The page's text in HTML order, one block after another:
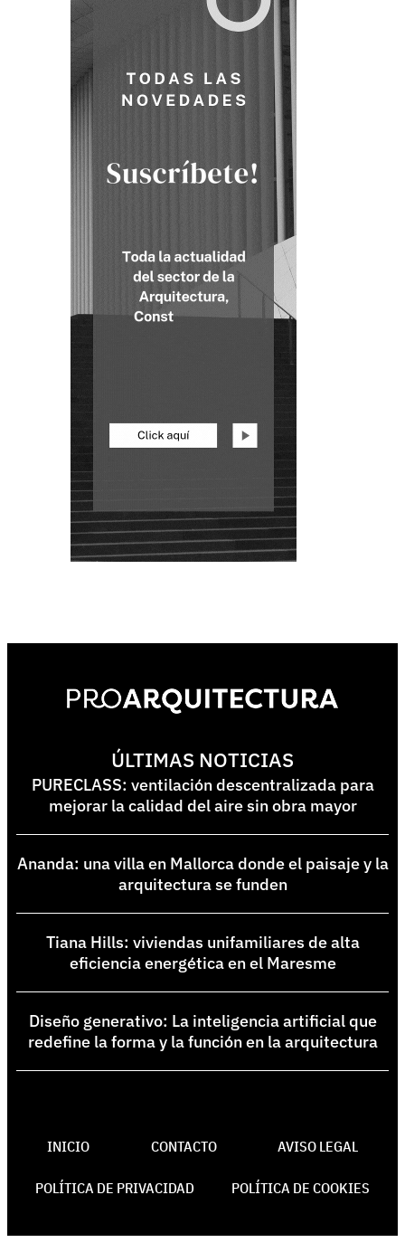
ÚLTIMAS NOTICIAS
PURECLASS: ventilación descentralizada para
mejorar la calidad del aire sin obra mayor
Ananda: una villa en Mallorca donde el paisaje y la
arquitectura se funden
Tiana Hills: viviendas unifamiliares de alta
eficiencia energética en el Maresme
Diseño generativo: La inteligencia artificial que
redefine la forma y la función en la arquitectura
INICIO CONTACTO AVISO LEGAL
POLÍTICA DE PRIVACIDAD POLÍTICA DE COOKIES